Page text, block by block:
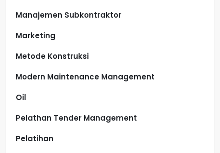
Manajemen Subkontraktor
Marketing
Metode Konstruksi
Modern Maintenance Management
Oil
Pelathan Tender Management
Pelatihan